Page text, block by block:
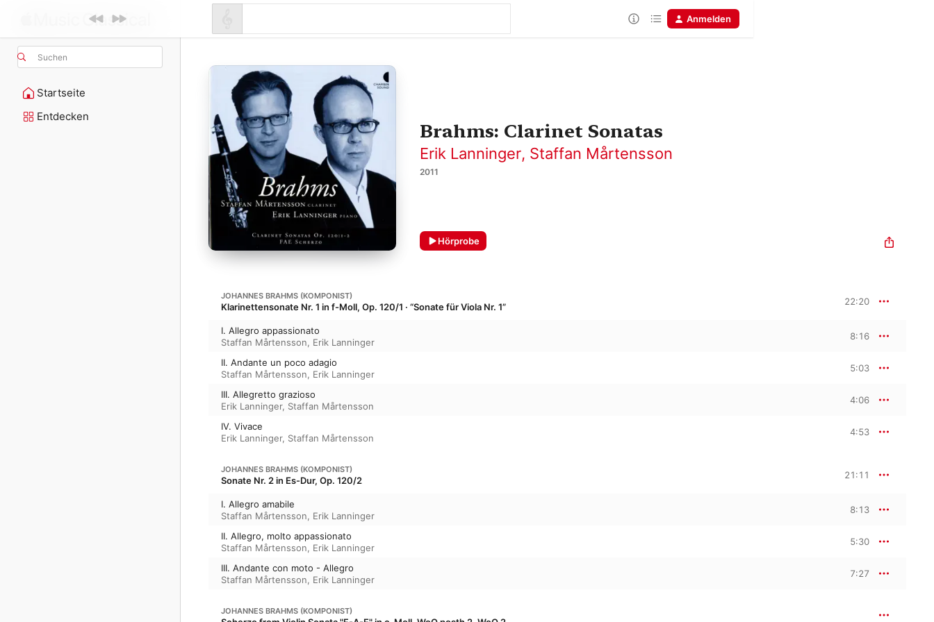
Suchen
Startseite
Entdecken
Anmelden
Brahms: Clarinet Sonatas
Erik Lanninger, Staffan Mårtensson
2011
Hörprobe
JOHANNES BRAHMS (KOMPONIST)
Klarinettensonate Nr. 1 in f-Moll, Op. 120/1 · “Sonate für Viola Nr. 1” 22:20
I. Allegro appassionato
Staffan Mårtensson, Erik Lanninger
8:16
II. Andante un poco adagio
Staffan Mårtensson, Erik Lanninger
5:03
III. Allegretto grazioso
Erik Lanninger, Staffan Mårtensson
4:06
IV. Vivace
Erik Lanninger, Staffan Mårtensson
4:53
JOHANNES BRAHMS (KOMPONIST)
Sonate Nr. 2 in Es-Dur, Op. 120/2 21:11
I. Allegro amabile
Staffan Mårtensson, Erik Lanninger
8:13
II. Allegro, molto appassionato
Staffan Mårtensson, Erik Lanninger
5:30
III. Andante con moto - Allegro
Staffan Mårtensson, Erik Lanninger
7:27
JOHANNES BRAHMS (KOMPONIST)